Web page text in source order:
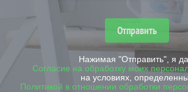
Отправить
Нажимая "Отправить", я
Согласие на обработку моих
на условиях,
Политикой в отношении обработки